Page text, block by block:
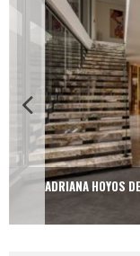
ADRIANA HOYOS